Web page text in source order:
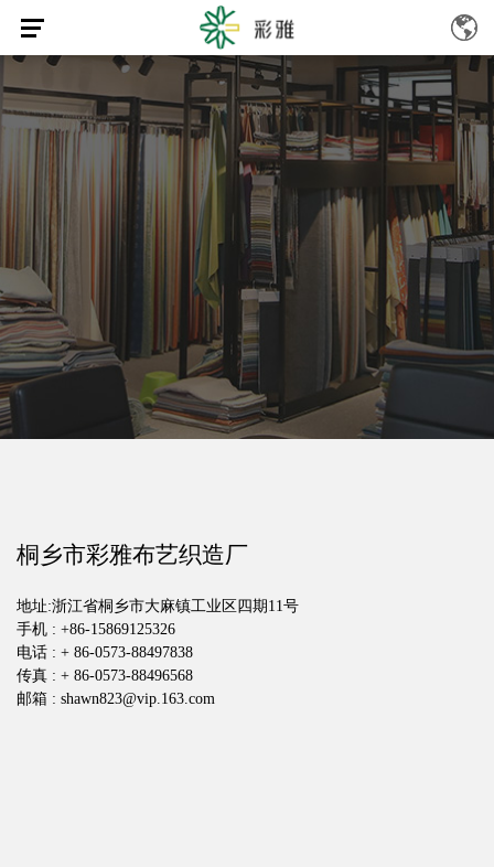
桐乡市彩雅布艺织造厂
地址:浙江省桐乡市大麻镇工业区四期11号
手机 : +86-15869125326
电话 : + 86-0573-88497838
传真 : + 86-0573-88496568
邮箱 : shawn823@vip.163.com